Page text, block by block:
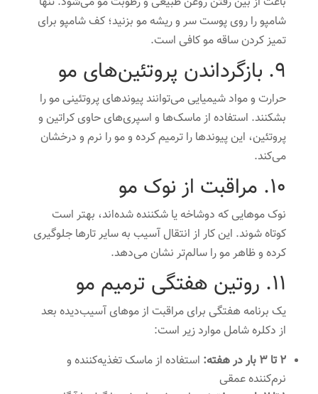
شامپو را روی پوست سر و ریشه مو بزنید؛ کف شامپو برای
تمیز کردن ساقه مو کافی است.
9. بازگرداندن پروتئین‌های مو
حرارت و مواد شیمیایی می‌توانند پیوندهای پروتئینی مو را
بشکنند. استفاده از ماسک‌ها و اسپری‌های حاوی کراتین و
پروتئین، این پیوندها را ترمیم کرده و مو را نرم و درخشان
می‌کند.
10. مراقبت از نوک مو
نوک موهایی که دوشاخه یا شکننده شده‌اند، بهتر است
کوتاه شوند. این کار از انتقال آسیب به سایر تارها جلوگیری
کرده و ظاهر مو را سالم‌تر نشان می‌دهد.
11. روتین هفتگی ترمیم مو
یک برنامه هفتگی برای مراقبت از موهای آسیب‌دیده بعد
از دکلره شامل موارد زیر است:
۲ تا ۳ بار در هفته:
استفاده از ماسک تغذیه‌کننده و
نرم‌کننده عمقی